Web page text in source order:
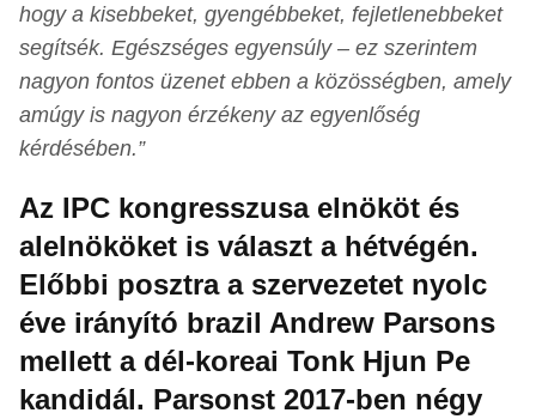
hogy a kisebbeket, gyengébbeket, fejletlenebbeket
segítsék. Egészséges egyensúly – ez szerintem
nagyon fontos üzenet ebben a közösségben, amely
amúgy is nagyon érzékeny az egyenlőség
kérdésében.”
Az IPC kongresszusa elnököt és
alelnököket is választ a hétvégén.
Előbbi posztra a szervezetet nyolc
éve irányító brazil Andrew Parsons
mellett a dél-koreai Tonk Hjun Pe
kandidál. Parsonst 2017-ben négy